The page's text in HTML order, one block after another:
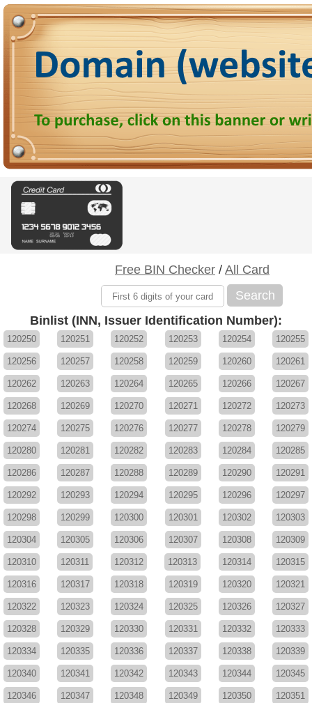
Free BIN Checker / All Card
Search
Binlist (INN, Issuer Identification Number):
120250 120251 120252 120253 120254 120255
120256 120257 120258 120259 120260 120261
120262 120263 120264 120265 120266 120267
120268 120269 120270 120271 120272 120273
120274 120275 120276 120277 120278 120279
120280 120281 120282 120283 120284 120285
120286 120287 120288 120289 120290 120291
120292 120293 120294 120295 120296 120297
120298 120299 120300 120301 120302 120303
120304 120305 120306 120307 120308 120309
120310 120311 120312 120313 120314 120315
120316 120317 120318 120319 120320 120321
120322 120323 120324 120325 120326 120327
120328 120329 120330 120331 120332 120333
120334 120335 120336 120337 120338 120339
120340 120341 120342 120343 120344 120345
120346 120347 120348 120349 120350 120351